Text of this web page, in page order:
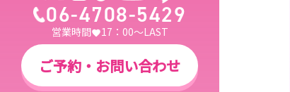
06-4708-5429
営業時間 17：00～LAST
ご予約・お問い合わせ